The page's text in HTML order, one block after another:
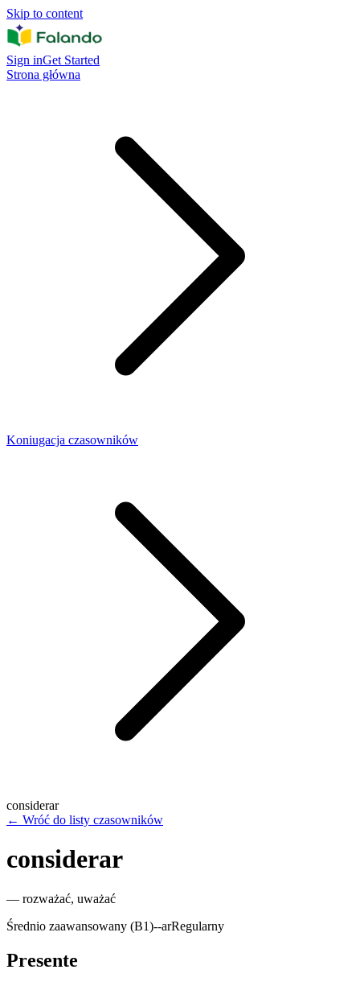
Skip to content
Sign inGet Started
Strona główna
Koniugacja czasowników
considerar
← Wróć do listy czasowników
considerar
— rozważać, uważać
Średnio zaawansowany (B1)--arRegularny
Presente